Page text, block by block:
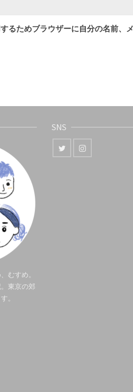
るためブラウザーに自分の名前、
むすめ。
東京の郊
。
SNS